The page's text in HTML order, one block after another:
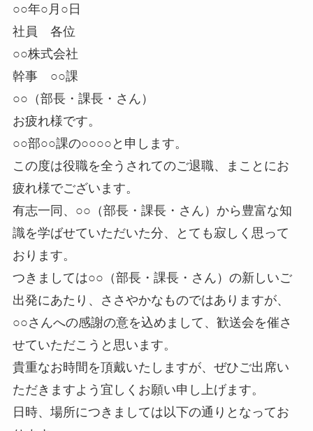
○○年○月○日
社員 各位
○○株式会社
幹事 ○○課
○○（部長・課長・さん）
お疲れ様です。
○○部○○課の○○○○と申します。
この度は役職を全うされてのご退職、まことにお
疲れ様でございます。
有志一同、○○（部長・課長・さん）から豊富な知
識を学ばせていただいた分、とても寂しく思って
おります。
つきましては○○（部長・課長・さん）の新しいご
出発にあたり、ささやかなものではありますが、
○○さんへの感謝の意を込めまして、歓送会を催さ
せていただこうと思います。
貴重なお時間を頂戴いたしますが、ぜひご出席い
ただきますよう宜しくお願い申し上げます。
日時、場所につきましては以下の通りとなってお